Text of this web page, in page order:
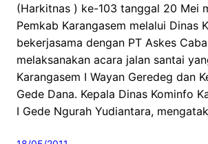
(Harkitnas ) ke-103 tanggal 20 Mei
Pemkab Karangasem melalui Dinas
bekerjasama dengan PT Askes
melaksanakan acara jalan santai
Karangasem I Wayan Geredeg dan
Gede Dana. Kepala Dinas Kominfo
I Gede Ngurah Yudiantara,